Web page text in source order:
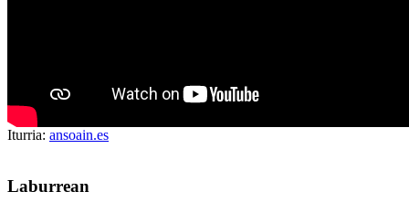
Iturria: ansoain.es
Laburrean